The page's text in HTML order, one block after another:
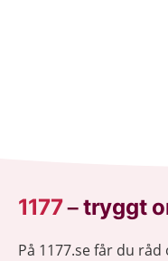
1177–tryggt
På 1177.se får du